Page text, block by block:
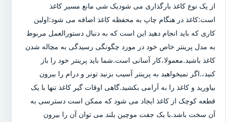
از یک نوع کاغذ بارگذاری می شودیک شی مانع مسیر کاغذ
است:کاغذ در هنگام چاپ به محفظه کاغذ اضافه می شود:اولین
کاری که باید انجام دهید این است که به دنبال دستورالعمل مربوط
به مدل پرینتر خاص خود در مورد چگونگی رسیدگی به مچاله شدن
کاغذ باشید.معمولا،کار آسانی است.شما باید پرینتر خود را باز
کنید،.اگر نمیخواهید به پرینتر آسیب بزنید تونر و درام را بیرون
بیاورید و کاغذ را به آرامی بکشید.گاهی اوقات گیر کاغذ تنها با یک
قطعه کوچک از کاغذ ایجاد می شود که ممکن است دسترسی به
آن سخت باشد.با یک جفت موچین بلند می توان آن را بیرون